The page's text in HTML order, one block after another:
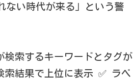
ない時代が来る」という警
索するキーワードとタグが
索結果で上位に表示 ✅ ラベ